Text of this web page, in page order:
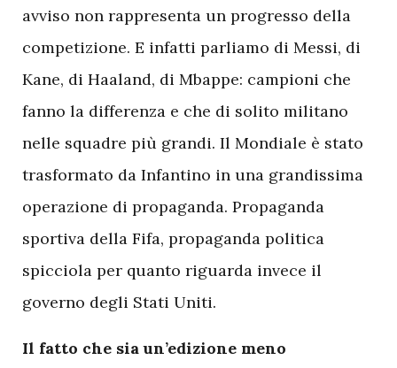
avviso non rappresenta un progresso della
competizione. E infatti parliamo di Messi, di
Kane, di Haaland, di Mbappe: campioni che
fanno la differenza e che di solito militano
nelle squadre più grandi. Il Mondiale è stato
trasformato da Infantino in una grandissima
operazione di propaganda. Propaganda
sportiva della Fifa, propaganda politica
spicciola per quanto riguarda invece il
governo degli Stati Uniti.
Il fatto che sia un’edizione meno